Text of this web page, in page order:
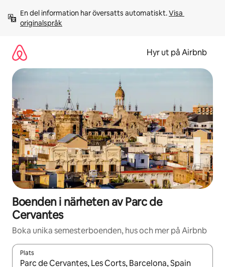
innehåll
En del information har översatts automatiskt. Visa
originalspråk
Hyr ut på Airbnb
Boenden i närheten av Parc de
Cervantes
Boka unika semesterboenden, hus och mer på Airbnb
Plats
När resultaten är tillgängliga kan du navigera med upp- och